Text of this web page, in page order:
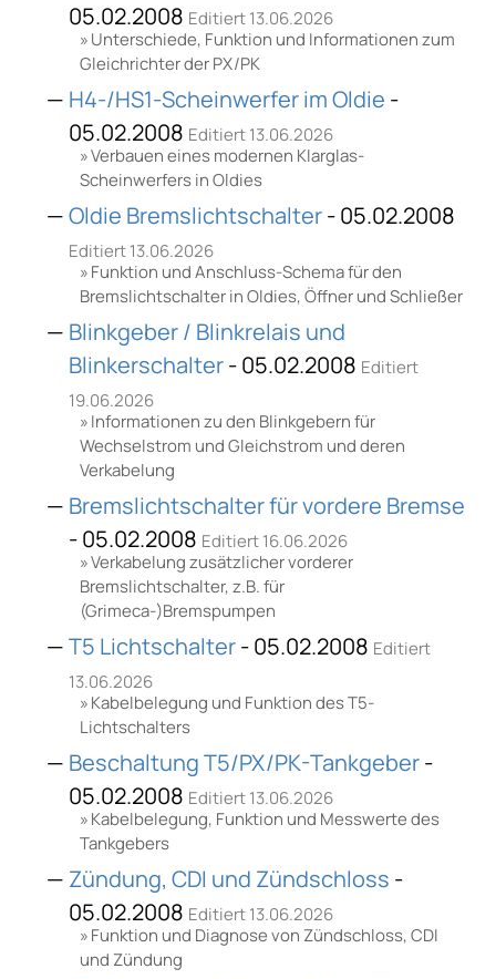
05.02.2008 Editiert 13.06.2026
Unterschiede, Funktion und Informationen zum
Gleichrichter der PX/PK
H4-/HS1-Scheinwerfer im Oldie -
05.02.2008 Editiert 13.06.2026
Verbauen eines modernen Klarglas-
Scheinwerfers in Oldies
Oldie Bremslichtschalter- 05.02.2008
Editiert 13.06.2026
Funktion und Anschluss-Schema für den
Bremslichtschalter in Oldies, Öffner und Schließer
Blinkgeber / Blinkrelais und
Blinkerschalter- 05.02.2008 Editiert
19.06.2026
Informationen zu den Blinkgebern für
Wechselstrom und Gleichstrom und deren
Verkabelung
Bremslichtschalter für vordere Bremse
- 05.02.2008 Editiert 16.06.2026
Verkabelung zusätzlicher vorderer
Bremslichtschalter, z.B. für
(Grimeca-)Bremspumpen
T5 Lichtschalter- 05.02.2008 Editiert
13.06.2026
Kabelbelegung und Funktion des T5-
Lichtschalters
Beschaltung T5/PX/PK-Tankgeber-
05.02.2008 Editiert 13.06.2026
Kabelbelegung, Funktion und Messwerte des
Tankgebers
Zündung, CDI und Zündschloss -
05.02.2008 Editiert 13.06.2026
Funktion und Diagnose von Zündschloss, CDI
und Zündung